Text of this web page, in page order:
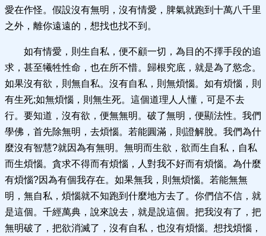
愛在作怪。假設沒有無明，沒有情愛，脾氣就跑到十萬八千里
之外，離你遠遠的，想找也找不到。
如有情愛，則生自私，便不顧一切，為目的不擇手段的追
求，甚至犧牲性命，也在所不惜。歸根究底，就是為了慾念。
如果沒有欲，則無自私。沒有自私，則無煩惱。如有煩惱，則
有生死;如無煩惱，則無生死。這個道理人人懂，可是不去
行。要知道，沒有欲，便無無明。破了無明，便顯法性。我們
學佛，首先除無明，去煩惱。若能圓滿，則證解脫。我們為什
麼沒有智慧?就因為有無明。無明而生欲，欲而生自私，自私
而生煩惱。貪求不得而有煩惱，人對我不好而有煩惱。為什麼
有煩惱?因為有個我存在。如果無我，則無煩惱。若能無無
明，無自私，煩惱就不知跑到什麼地方去了。你們信不信，就
是這個。千經萬典，說來說去，就是說這個。把我沒有了，把
無明破了，把欲消滅了，沒有自私，也沒有煩惱。想找煩惱，